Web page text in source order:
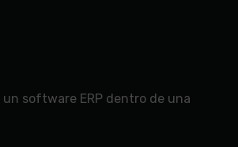
software ERP dentro de una